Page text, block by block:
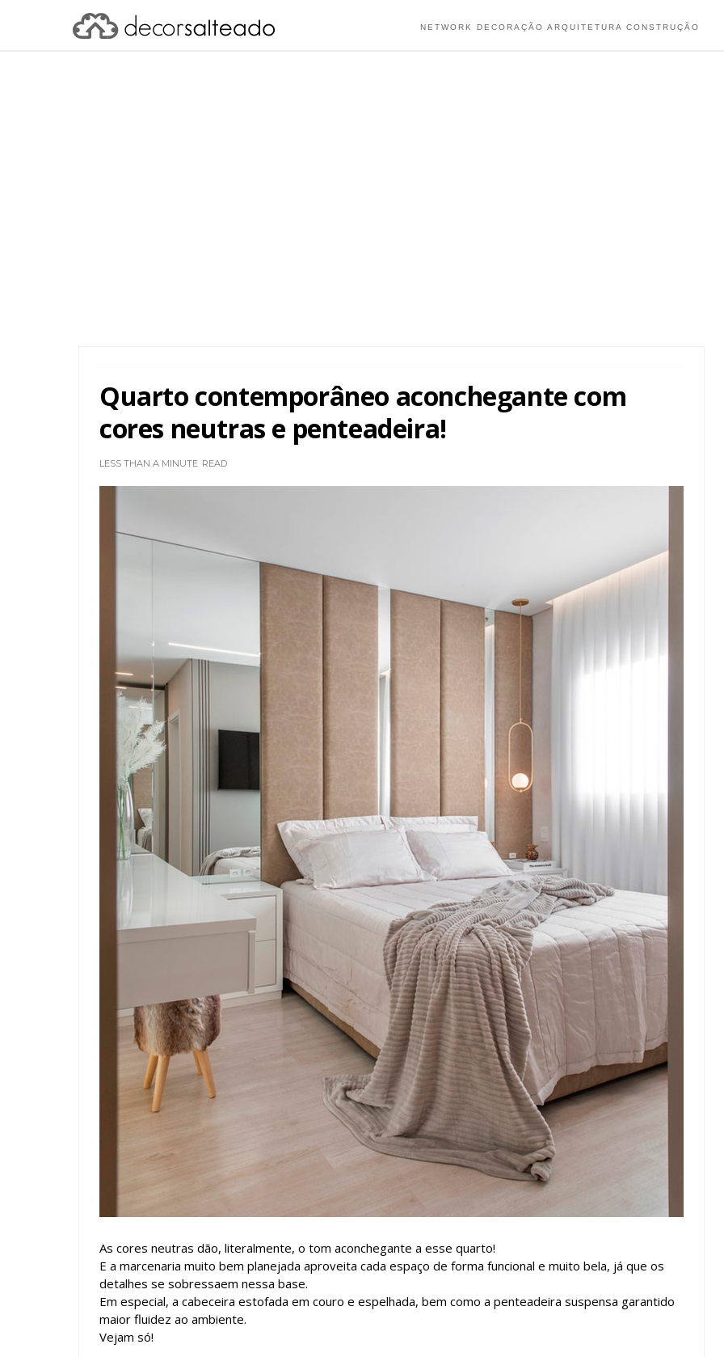
NETWORK DECORAÇÃO ARQUITETURA CONSTRUÇÃO
Quarto contemporâneo aconchegante com
cores neutras e penteadeira!
LESS THAN A MINUTE READ
As cores neutras dão, literalmente, o tom aconchegante a esse quarto!
E a marcenaria muito bem planejada aproveita cada espaço de forma funcional e muito bela, já que os
detalhes se sobressaem nessa base.
Em especial, a cabeceira estofada em couro e espelhada, bem como a penteadeira suspensa garantido
maior fluidez ao ambiente.
Vejam só!